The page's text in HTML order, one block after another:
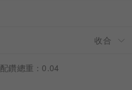
配鑽總重：0.04